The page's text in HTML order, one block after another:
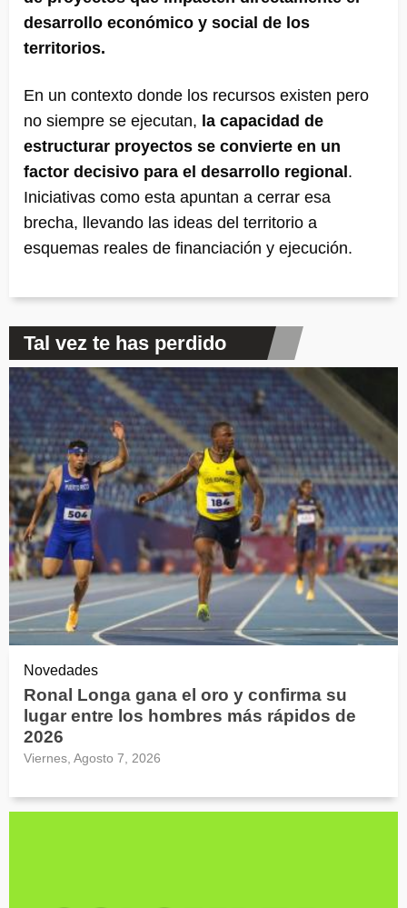
desarrollo económico y social de los
territorios.
En un contexto donde los recursos existen pero
no siempre se ejecutan, la capacidad de
estructurar proyectos se convierte en un
factor decisivo para el desarrollo regional.
Iniciativas como esta apuntan a cerrar esa
brecha, llevando las ideas del territorio a
esquemas reales de financiación y ejecución.
Tal vez te has perdido
Novedades
Ronal Longa gana el oro y confirma su
lugar entre los hombres más rápidos de
2026
Viernes, Agosto 7, 2026